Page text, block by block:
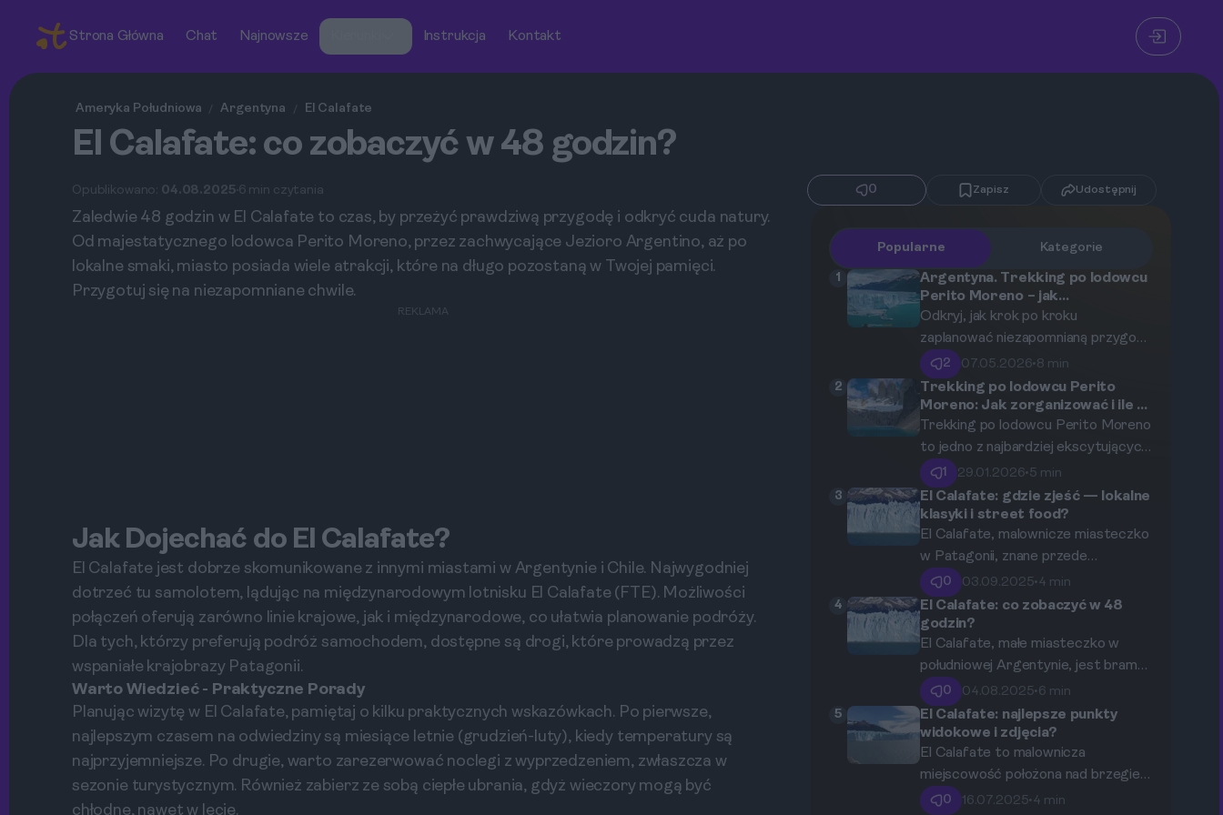
Strona Główna Chat Najnowsze Instrukcja Kontakt
Ameryka Południowa / Argentyna / El Calafate
El Calafate: co zobaczyć w 48 godzin?
Opublikowano: 04.08.2025 6 min czytania 0 Zapisz Udostępnij
Zaledwie 48 godzin w El Calafate to czas, by przeżyć prawdziwą przygodę i odkryć cuda natury.
Od majestatycznego lodowca Perito Moreno, przez zachwycające Jezioro Argentino, aż po
lokalne smaki, miasto posiada wiele atrakcji, które na długo pozostaną w Twojej pamięci.
Przygotuj się na niezapomniane chwile.
REKLAMA
Jak Dojechać do El Calafate?
El Calafate jest dobrze skomunikowane z innymi miastami w Argentynie i Chile. Najwygodniej
dotrzeć tu samolotem, lądując na międzynarodowym lotnisku El Calafate (FTE). Możliwości
połączeń oferują zarówno linie krajowe, jak i międzynarodowe, co ułatwia planowanie podróży.
Dla tych, którzy preferują podróż samochodem, dostępne są drogi, które prowadzą przez
wspaniałe krajobrazy Patagonii.
Warto Wiedzieć - Praktyczne Porady
Planując wizytę w El Calafate, pamiętaj o kilku praktycznych wskazówkach. Po pierwsze,
najlepszym czasem na odwiedziny są miesiące letnie (grudzień-luty), kiedy temperatury są
najprzyjemniejsze. Po drugie, warto zarezerwować noclegi z wyprzedzeniem, zwłaszcza w
sezonie turystycznym. Również zabierz ze sobą ciepłe ubrania, gdyż wieczory mogą być
chłodne, nawet w lecie.
Popularne Kategorie
1
Argentyna. Trekking po lodowcu
Perito Moreno – jak
zorganizować niezapomnianą
wyprawę z El Calafate?
Odkryj, jak krok po kroku
zaplanować niezapomnianą przygodę
na jednym z najsłynniejszych
lodowców świata. Ten artykuł to
kompletny przewodnik po trekkingu
na Perito Moreno, od logistyki w El
Calafate po wybór odpowiedniej
wycieczki i praktyczne porady.
2 07.05.2026•8 min
2
Trekking po lodowcu Perito
Moreno: Jak zorganizować i ile to
kosztuje?
Trekking po lodowcu Perito Moreno
to jedno z najbardziej ekscytujących
doświadczeń, które możesz
przeżyć w Patagonii. W artykule
znajdziesz kompleksowy przewodnik
na temat organizacji wyjazdu,
kosztów oraz praktycznych
wskazówek dotyczących tej
niesamowitej przygody.
1 29.01.2026•5 min
3
El Calafate: gdzie zjeść — lokalne
klasyki i street food?
El Calafate, malownicze miasteczko
w Patagonii, znane przede
wszystkim z wyjątkowej przyrody,
ma też do zaoferowania wspaniałą
scenę kulinarną. Nasz przewodnik
przybliży najciekawsze lokale, w
których można spróbować lokalnych
specjałów oraz zjeść pyszny street
food.
0 03.09.2025•4 min
4
El Calafate: co zobaczyć w 48
godzin?
El Calafate, małe miasteczko w
południowej Argentynie, jest bramą
do jednego z najpiękniejszych miejsc
na świecie - Parku Narodowego Los
Glaciares. W ciągu 48 godzin
możesz zobaczyć zapierające dech
w piersiach lodowce, cieszyć się
lokalną kulturą i smakować
0 04.08.2025•6 min
5
El Calafate: najlepsze punkty
widokowe i zdjęcia?
El Calafate to malownicza
miejscowość położona nad brzegiem
Lago Argentino, uznawana za
0 16.07.2025•4 min